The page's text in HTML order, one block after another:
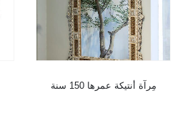
مِرآة أنتيكة عمرها 150 سنة